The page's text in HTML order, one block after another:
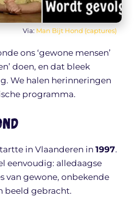
Via: Man Bijt Hond (captures)
ons ‘gewone mensen’
doen, en dat bleek
We halen herinneringen
programma.
in Vlaanderen in 1997.
eenvoudig: alledaagse
van gewone, onbekende
beeld gebracht.